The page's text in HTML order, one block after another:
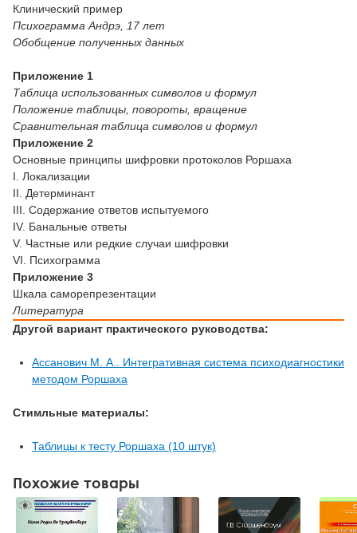
Клинический пример
Психограмма Андрэ, 17 лет
Обобщение полученных данных
Приложение 1
Таблица использованных символов и формул
Положение таблицы, повороты, вращение
Сравнительная таблица символов и формул
Приложение 2
Основные принципы шифровки протоколов Роршаха
I. Локализации
II. Детерминант
III. Содержание ответов испытуемого
IV. Банальные ответы
V. Частные или редкие случаи шифровки
VI. Психограмма
Приложение 3
Шкала саморепрезентации
Литература
Другой вариант практического руководства:
Ассанович М. А.. Интегративная система психодиагностики
методом Роршаха
Стимльные материалы:
Таблицы к тесту Роршаха (10 штук)
Похожие товары